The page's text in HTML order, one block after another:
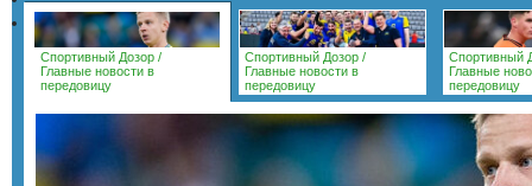
Архив
Спортивный Дозор /
Главные новости в
передовицу
Спортивный Дозор /
Главные новости в
передовицу
Спортивный
Главные
передовицу